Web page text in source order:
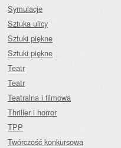
Symulacje
Sztuka ulicy
Sztuki piękne
Sztuki piękne
Teatr
Teatr
Teatralna i filmowa
Thriller i horror
TPP
Twórczość konkursowa